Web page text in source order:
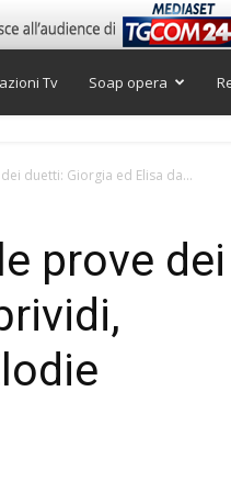
Tv Soap opera
duetti: Giorgia ed Elisa da...
prove dei